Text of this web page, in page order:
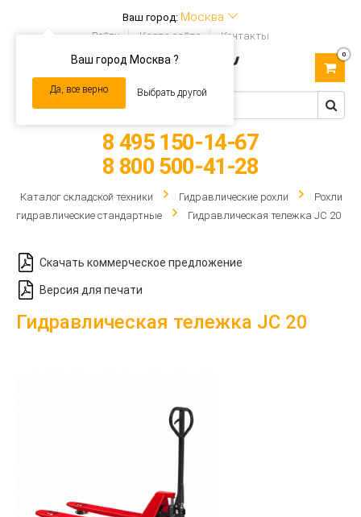
Ваш город: Москва
Ваш город Москва ?
Да, все верно Выбрать другой
Войти Карта сайта Контакты
navigation
0
8 495 150-14-67
8 800 500-41-28
Каталог складской техники Гидравлические рохли
Рохли
гидравлические стандартные
Гидравлическая тележка JC 20
Скачать коммерческое предложение
Версия для печати
Гидравлическая тележка JC 20